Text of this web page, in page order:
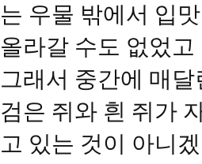
는 우물 밖에서 입
올라갈 수도 없었
그래서 중간에 매
검은 쥐와 흰 쥐가
고 있는 것이 아니